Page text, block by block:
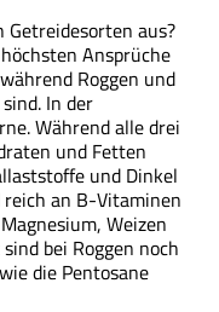
aus?
Ansprüche
Roggen und
In der
Während alle drei
und Fetten
und Dinkel
an B-Vitaminen
Weizen
bei Roggen noch
die Pentosane